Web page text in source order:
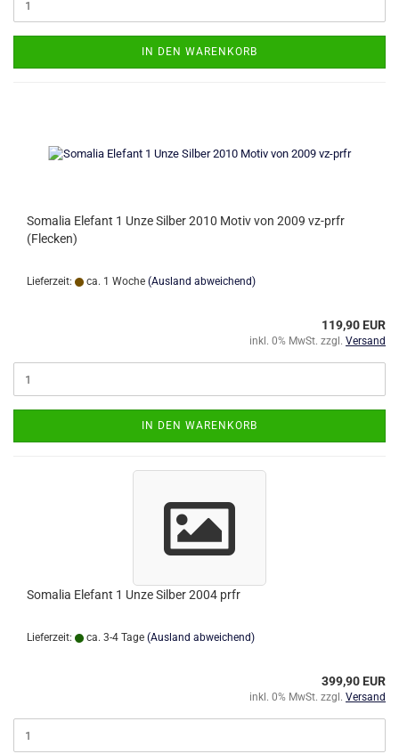
IN DEN WARENKORB
Somalia Elefant 1 Unze Silber 2010 Motiv von 2009 vz-prfr
(Flecken)
Lieferzeit: ca. 1 Woche (Ausland abweichend)
119,90 EUR
inkl. 0% MwSt. zzgl. Versand
IN DEN WARENKORB
Somalia Elefant 1 Unze Silber 2004 prfr
Lieferzeit: ca. 3-4 Tage (Ausland abweichend)
399,90 EUR
inkl. 0% MwSt. zzgl. Versand